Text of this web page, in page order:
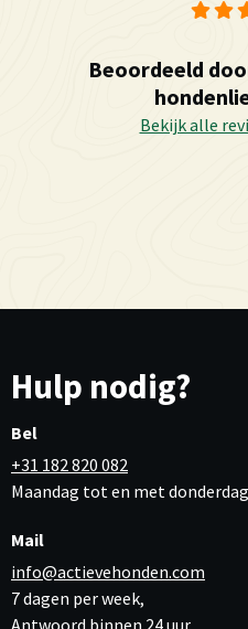
Beoordeeld
Bekijk alle
Hulp nodig?
Bel
+31 182 820 082
Maandag tot en met
Mail
info@actievehonden.com
7 dagen per week,